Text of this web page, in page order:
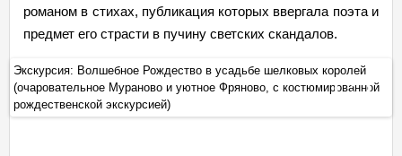
романом в стихах, публикация которых ввергала поэта и
предмет его страсти в пучину светских скандалов.
+
Экскурсия: Волшебное Рождество в усадьбе шелковых королей
(очаровательное Мураново и уютное Фряново, с костюмированной
рождественской экскурсией)